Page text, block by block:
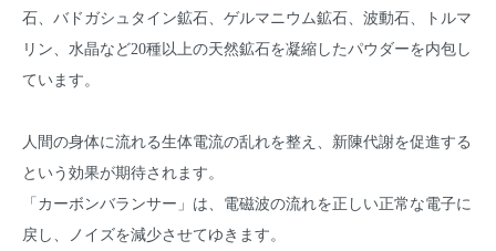
石、バドガシュタイン鉱石、ゲルマニウム鉱石、波動石、トルマ
リン、水晶など20種以上の天然鉱石を凝縮したパウダーを内包し
ています。
人間の身体に流れる生体電流の乱れを整え、新陳代謝を促進する
という効果が期待されます。
「カーボンバランサー」は、電磁波の流れを正しい正常な電子に
戻し、ノイズを減少させてゆきます。